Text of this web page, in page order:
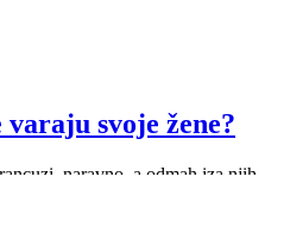
svoje žene?
naravno, a odmah iza njih